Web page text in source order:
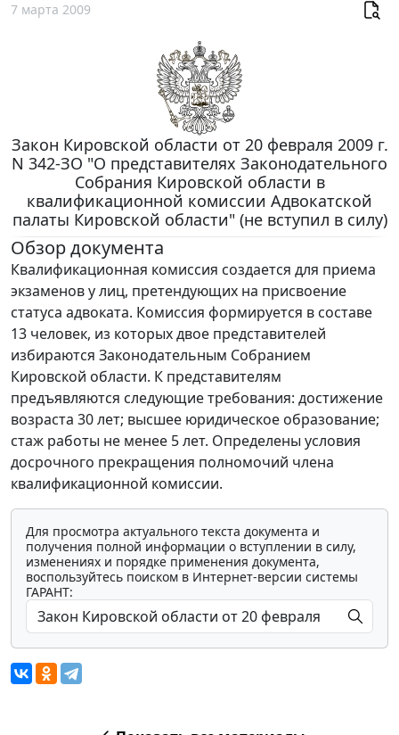
7 марта 2009
Закон Кировской области от 20 февраля 2009 г.
N 342-ЗО "О представителях Законодательного
Собрания Кировской области в
квалификационной комиссии Адвокатской
палаты Кировской области" (не вступил в силу)
Обзор документа
Квалификационная комиссия создается для приема
экзаменов у лиц, претендующих на присвоение
статуса адвоката. Комиссия формируется в составе
13 человек, из которых двое представителей
избираются Законодательным Собранием
Кировской области. К представителям
предъявляются следующие требования: достижение
возраста 30 лет; высшее юридическое образование;
стаж работы не менее 5 лет. Определены условия
досрочного прекращения полномочий члена
квалификационной комиссии.
Для просмотра актуального текста документа и
получения полной информации о вступлении в силу,
изменениях и порядке применения документа,
воспользуйтесь поиском в Интернет-версии системы
ГАРАНТ: